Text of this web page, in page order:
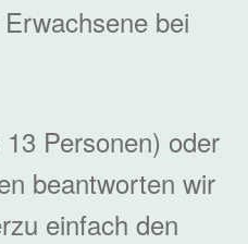
bei
Personen) oder
beantworten wir
einfach den